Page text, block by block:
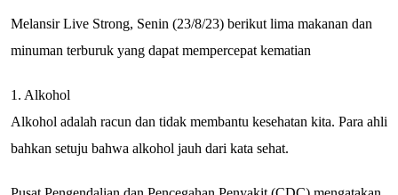
Melansir Live Strong, Senin (23/8/23) berikut lima makanan dan
minuman terburuk yang dapat mempercepat kematian
1. Alkohol
Alkohol adalah racun dan tidak membantu kesehatan kita. Para ahli
bahkan setuju bahwa alkohol jauh dari kata sehat.